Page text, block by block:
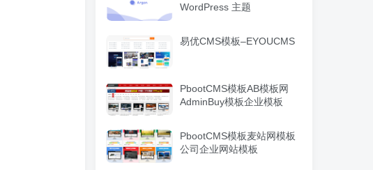
WordPress 主题
易优CMS模板–EYOUCMS
PbootCMS模板AB模板网
AdminBuy模板企业模板
PbootCMS模板麦站网模板
公司企业网站模板